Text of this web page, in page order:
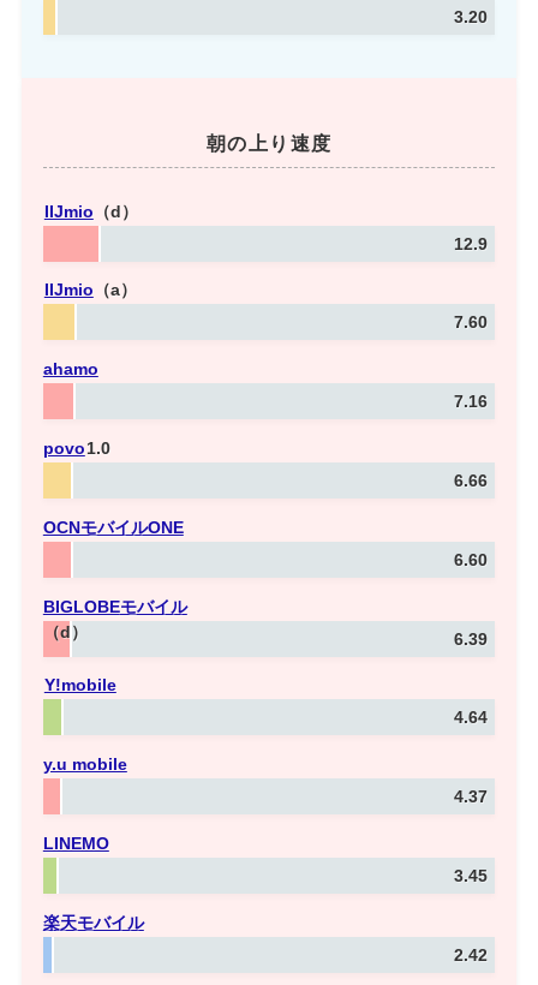
3.20
朝の上り速度
IIJmio （d）
12.9
IIJmio （a）
7.60
ahamo
7.16
povo1.0
6.66
OCNモバイルONE
6.60
BIGLOBEモバイル
（d）
6.39
Y!mobile
4.64
y.u mobile
4.37
LINEMO
3.45
楽天モバイル
2.42